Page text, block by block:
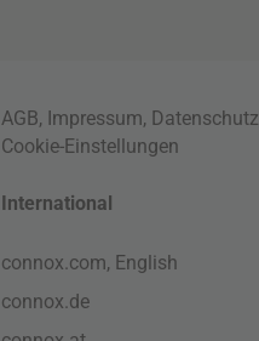
AGB, Impressum, Datenschutz
Cookie-Einstellungen
International
connox.com, English
connox.de